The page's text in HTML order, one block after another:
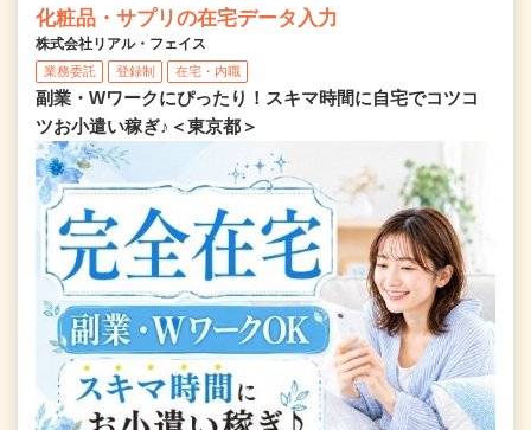
化粧品・サプリの在宅データ入力
株式会社リアル・フェイス
業務委託 登録制 在宅・内職
副業・Wワークにぴったり！スキマ時間に自宅でコツコ
ツお小遣い稼ぎ♪＜東京都＞